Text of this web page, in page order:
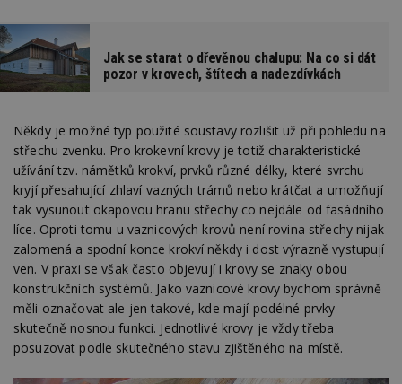
Jak se starat o dřevěnou chalupu: Na co si dát
pozor v krovech, štítech a nadezdívkách
Někdy je možné typ použité soustavy rozlišit už při pohledu na
střechu zvenku. Pro krokevní krovy je totiž charakteristické
užívání tzv. námětků krokví, prvků různé délky, které svrchu
kryjí přesahující zhlaví vazných trámů nebo krátčat a umožňují
tak vysunout okapovou hranu střechy co nejdále od fasádního
líce. Oproti tomu u vaznicových krovů není rovina střechy nijak
zalomená a spodní konce krokví někdy i dost výrazně vystupují
ven. V praxi se však často objevují i krovy se znaky obou
konstrukčních systémů. Jako vaznicové krovy bychom správně
měli označovat ale jen takové, kde mají podélné prvky
skutečně nosnou funkci. Jednotlivé krovy je vždy třeba
posuzovat podle skutečného stavu zjištěného na místě.